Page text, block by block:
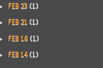
FEB 23 (1)
FEB 21 (1)
FEB 16 (1)
FEB 14(1)